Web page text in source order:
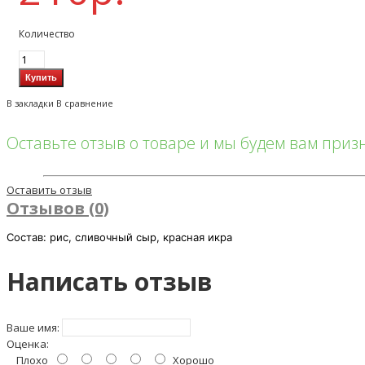
Количество
В закладки В сравнение
Оставьте отзыв о товаре и мы будем вам
Оставить отзыв
Отзывов (0)
Состав: рис, сливочный сыр, красная икра
Написать отзыв
Ваше имя:
Оценка:
Плохо
Хорошо